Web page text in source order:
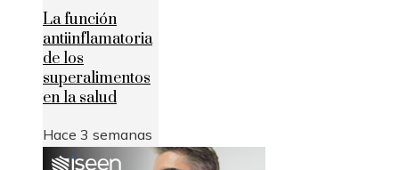
La función
antiinflamatoria
de los
superalimentos
en la salud
Hace 3 semanas